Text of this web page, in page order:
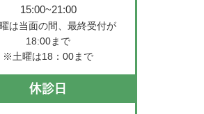
15:00~21:00
は当面の間、最終受付が
18:00まで
※土曜は18：00まで
休診日